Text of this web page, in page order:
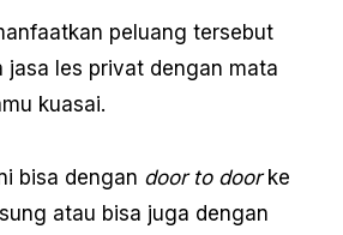
peluang tersebut
jasa les privat dengan mata
kuasai.
bisa dengan door to doorke
atau bisa juga dengan